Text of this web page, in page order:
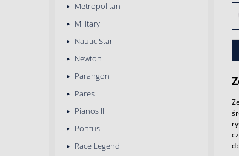
Metropolitan
Military
Nautic Star
Newton
Parangon
Pares
Pianos II
Pontus
Race Legend